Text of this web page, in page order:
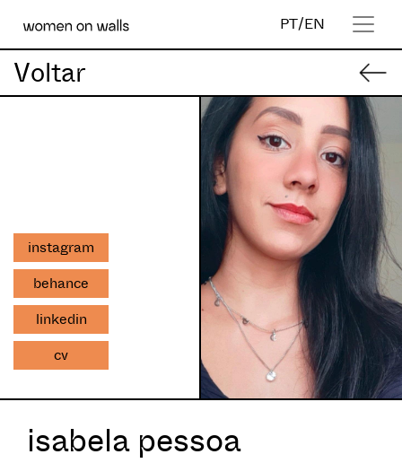
PT/EN
Voltar
instagram
behance
linkedin
cv
isabela pessoa